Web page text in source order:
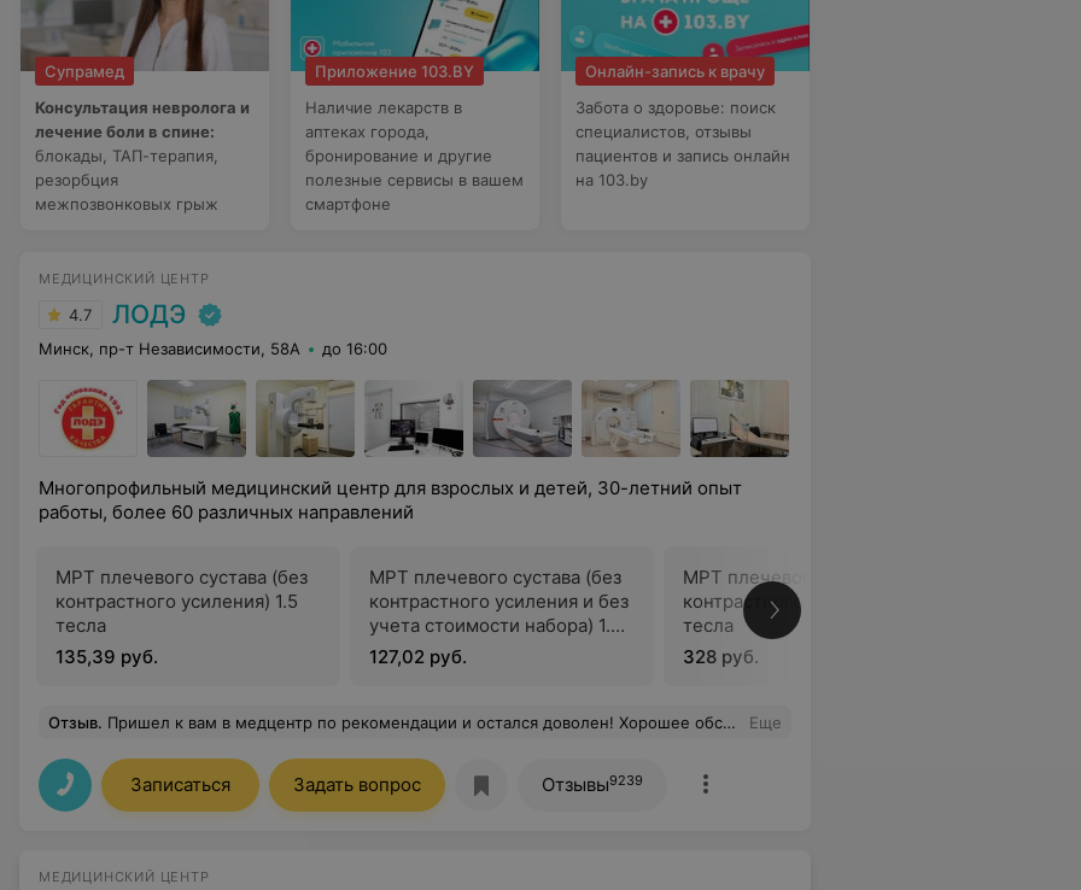
Супрамед
Консультация невролога и
лечение боли в спине:
блокады, ТАП-терапия,
резорбция
межпозвонковых грыж
Приложение 103.BY
Наличие лекарств в
аптеках города,
бронирование и другие
полезные сервисы в вашем
смартфоне
Онлайн-запись к врачу
Забота о здоровье: поиск
специалистов, отзывы
пациентов и запись онлайн
на 103.by
МЕДИЦИНСКИЙ ЦЕНТР
4.7 ЛОДЭ
Минск, пр-т Независимости, 58А до 16:00
Многопрофильный медицинский центр для взрослых и детей, 30-летний опыт
работы, более 60 различных направлений
МРТ плечевого сустава (без
контрастного усиления) 1.5
тесла
135,39 руб.
МРТ плечевого сустава (без
контрастного усиления и без
учета стоимости набора) 1.5
тесла
127,02 руб.
МРТ плечевого сустава (без
контрастного усиления) 3
тесла
328 руб.
Отзыв. Пришел к вам в медцентр по рекомендации и остался доволен! Хорошее обслуживание, качественный сервис, нет очередей. Все врачи работают на самом высоком уровне! Еще
Записаться Задать вопрос Отзывы9239
МЕДИЦИНСКИЙ ЦЕНТР